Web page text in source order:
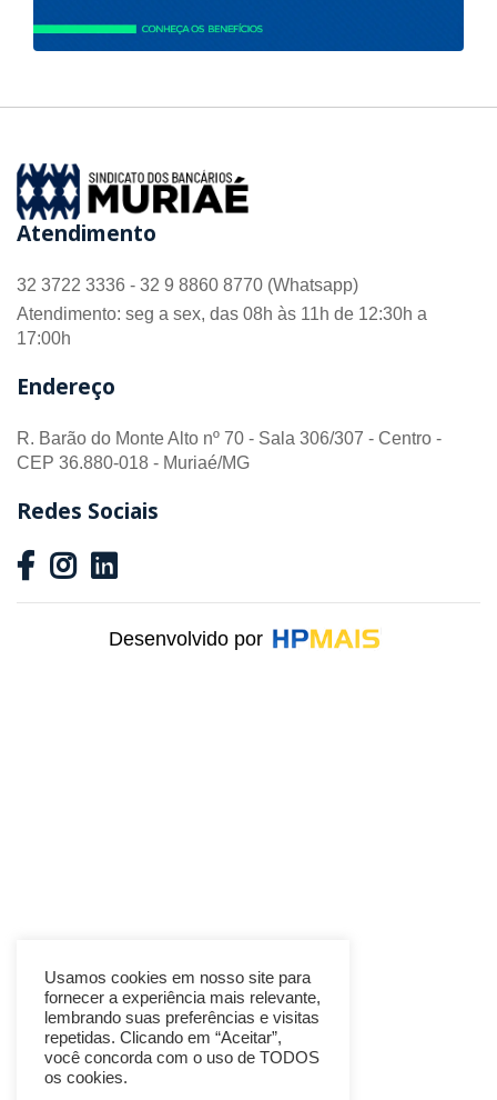
Atendimento
32 3722 3336 - 32 9 8860 8770 (Whatsapp)
Atendimento: seg a sex, das 08h às 11h de 12:30h a
17:00h
Endereço
R. Barão do Monte Alto nº 70 - Sala 306/307 - Centro -
CEP 36.880-018 - Muriaé/MG
Redes Sociais
Desenvolvido por
Usamos cookies em nosso site para
fornecer a experiência mais relevante,
lembrando suas preferências e visitas
repetidas. Clicando em “Aceitar”,
você concorda com o uso de TODOS
os cookies.